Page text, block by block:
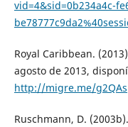
vid=4&sid=0b234a4c-
Royal Caribbean.
agosto de 2013,
http://migre.me/g2QAs
Ruschmann, D.